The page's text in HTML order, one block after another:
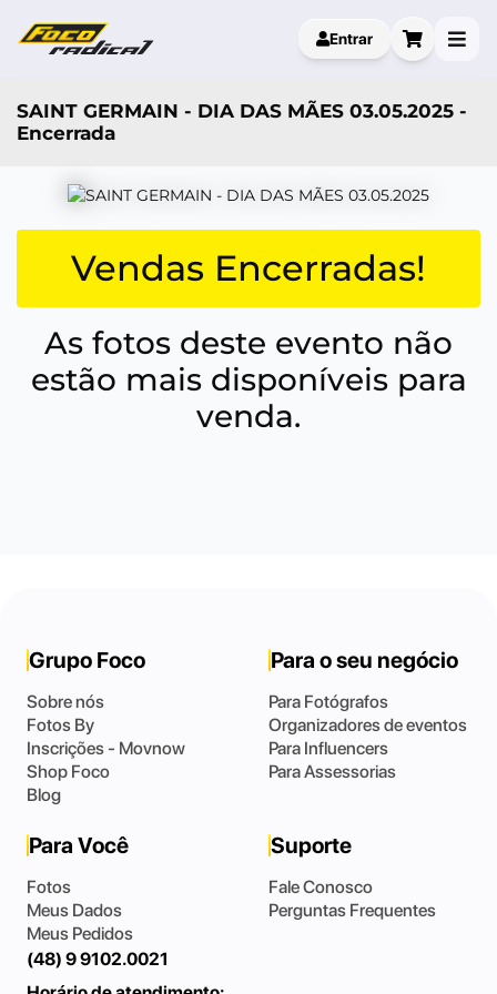
Entrar
SAINT GERMAIN - DIA DAS MÃES 03.05.2025 -
Encerrada
Vendas Encerradas!
As fotos deste evento não
estão mais disponíveis para
venda.
Grupo Foco
Sobre nós
Fotos By
Inscrições - Movnow
Shop Foco
Blog
Para o seu negócio
Para Fotógrafos
Organizadores de eventos
Para Influencers
Para Assessorias
Para Você
Fotos
Meus Dados
Meus Pedidos
Suporte
Fale Conosco
Perguntas Frequentes
(48) 9 9102.0021